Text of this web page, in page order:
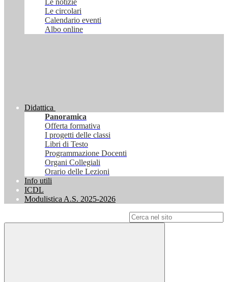
Le notizie
Le circolari
Calendario eventi
Albo online
Didattica
Panoramica
Offerta formativa
I progetti delle classi
Libri di Testo
Programmazione Docenti
Organi Collegiali
Orario delle Lezioni
Info utili
ICDL
Modulistica A.S. 2025-2026